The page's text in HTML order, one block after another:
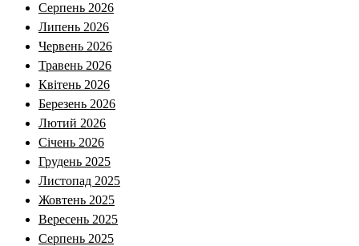
Серпень 2026
Липень 2026
Червень 2026
Травень 2026
Квітень 2026
Березень 2026
Лютий 2026
Січень 2026
Грудень 2025
Листопад 2025
Жовтень 2025
Вересень 2025
Серпень 2025